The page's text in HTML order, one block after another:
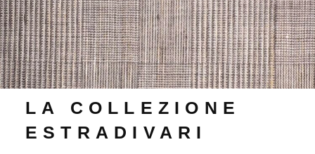
LA COLLEZIONE
ESTRADIVARI